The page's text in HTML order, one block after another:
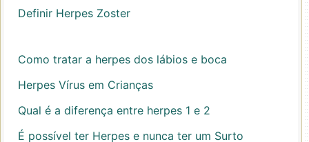
Definir Herpes Zoster
Como tratar a herpes dos lábios e boca
Herpes Vírus em Crianças
Qual é a diferença entre herpes 1 e 2
É possível ter Herpes e nunca ter um Surto